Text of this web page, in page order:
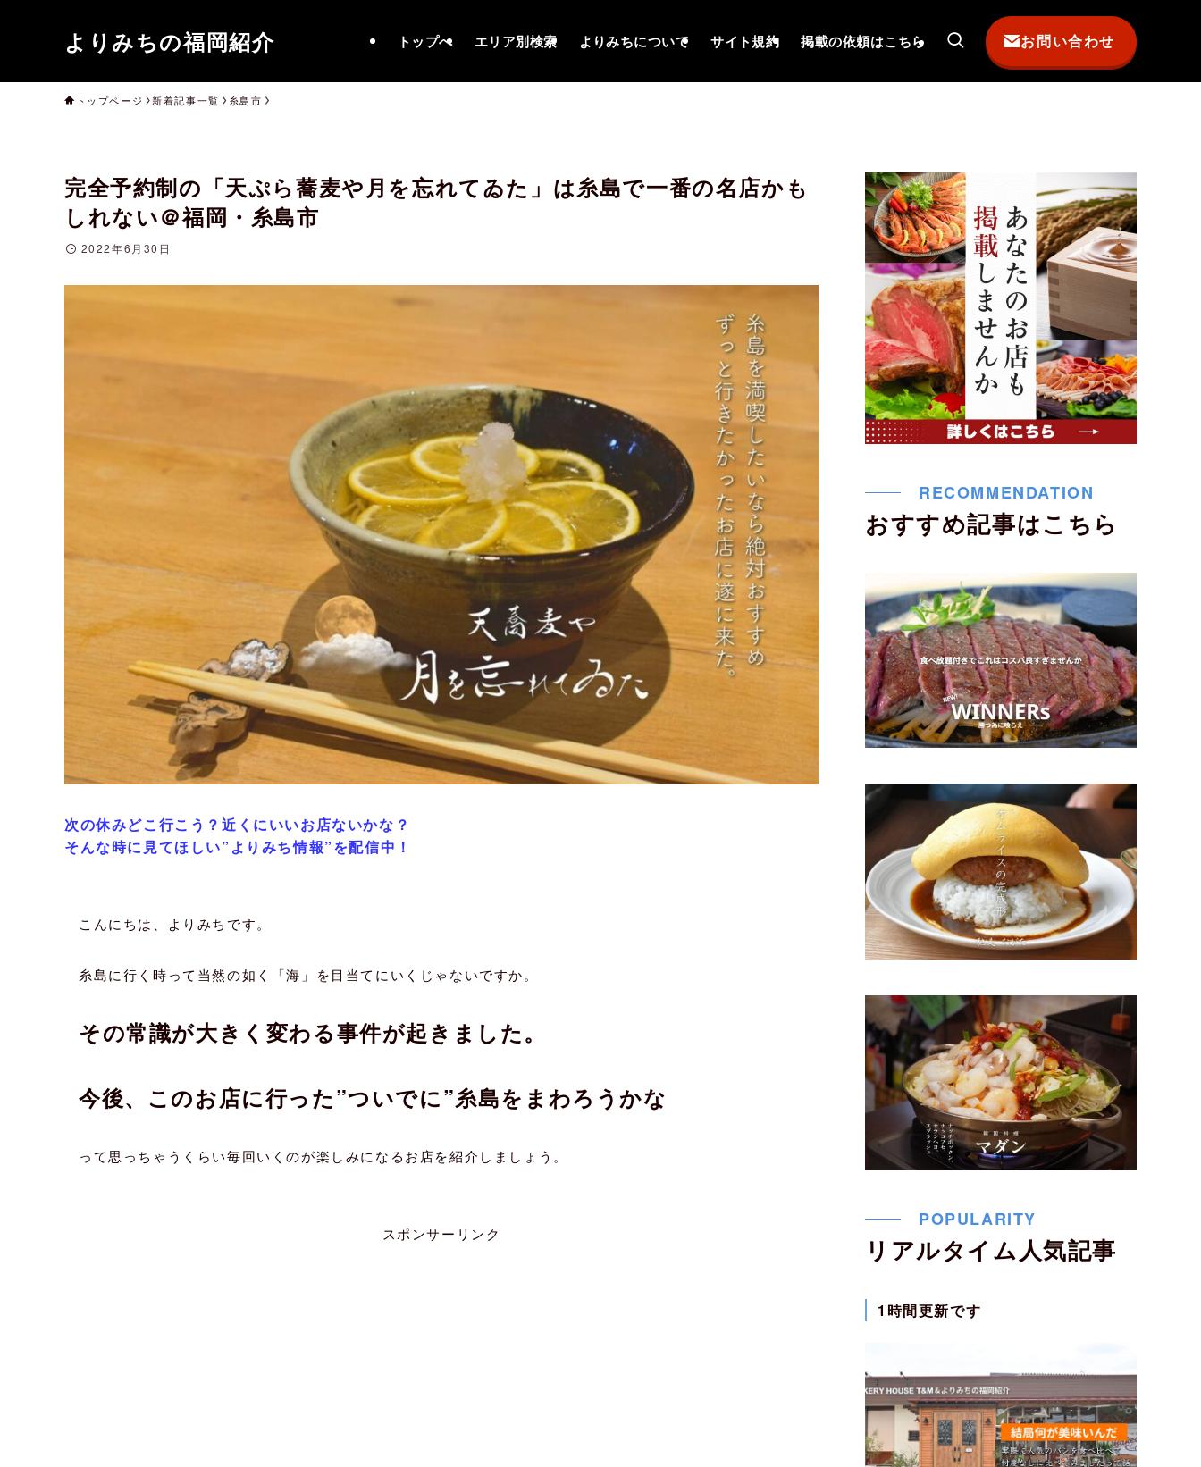
よりみちの福岡紹介 トップへ エリア別検索 よりみちについて サイト規約 掲載の依頼はこちら お問い合わせ
トップページ 新着記事一覧 糸島市
完全予約制の「天ぷら蕎麦や月を忘れてゐた」は糸島で一番の名店かも
しれない＠福岡・糸島市
2022年6月30日
次の休みどこ行こう？近くにいいお店ないかな？
そんな時に見てほしい”よりみち情報”を配信中！
こんにちは、よりみちです。
糸島に行く時って当然の如く「海」を目当てにいくじゃないですか。
その常識が大きく変わる事件が起きました。
今後、このお店に行った”ついでに”糸島をまわろうかな
って思っちゃうくらい毎回いくのが楽しみになるお店を紹介しましょう。
スポンサーリンク
RECOMMENDATION
おすすめ記事はこちら
POPULARITY
リアルタイム人気記事
1時間更新です